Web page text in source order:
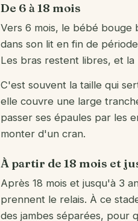
De 6 à 18 mois
Vers 6 mois, le bébé
dans son lit en fin de
Les bras restent libres, et la
C'est souvent la taille qui
elle couvre une large
passer ses épaules par les
monter d'un cran.
À partir de 18 mois et
Après 18 mois et jusqu'à 3
prennent le relais. À ce
des jambes séparées, pour